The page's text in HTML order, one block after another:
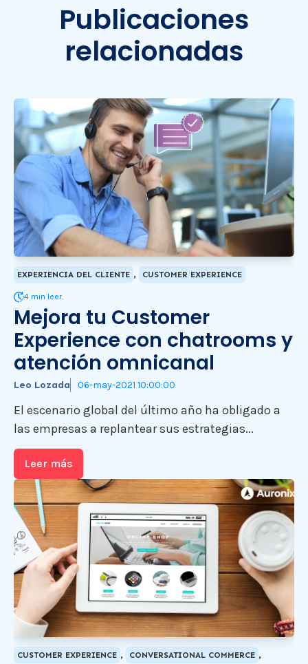
Publicaciones
relacionadas
EXPERIENCIA DEL CLIENTE , CUSTOMER EXPERIENCE
4 min leer.
Mejora tu Customer
Experience con chatrooms y
atención omnicanal
Leo Lozada 06-may-2021 10:00:00
El escenario global del último año ha obligado a
las empresas a replantear sus estrategias...
Leer más
CUSTOMER EXPERIENCE , CONVERSATIONAL COMMERCE ,